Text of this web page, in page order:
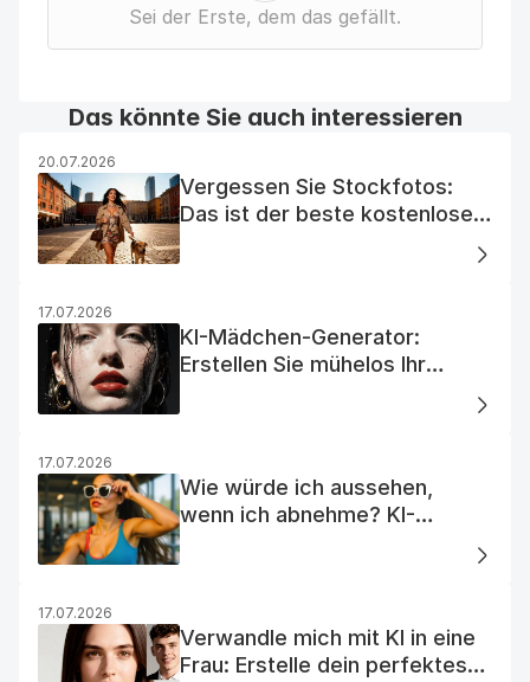
Sei der Erste, dem das gefällt.
Das könnte Sie auch interessieren
20.07.2026
Vergessen Sie Stockfotos:
Das ist der beste kostenlose
17.07.2026
KI-Mädchen-Generator:
Erstellen Sie mühelos Ihr
17.07.2026
Wie würde ich aussehen,
wenn ich abnehme? KI-
17.07.2026
Verwandle mich mit KI in eine
Frau: Erstelle dein perfektes